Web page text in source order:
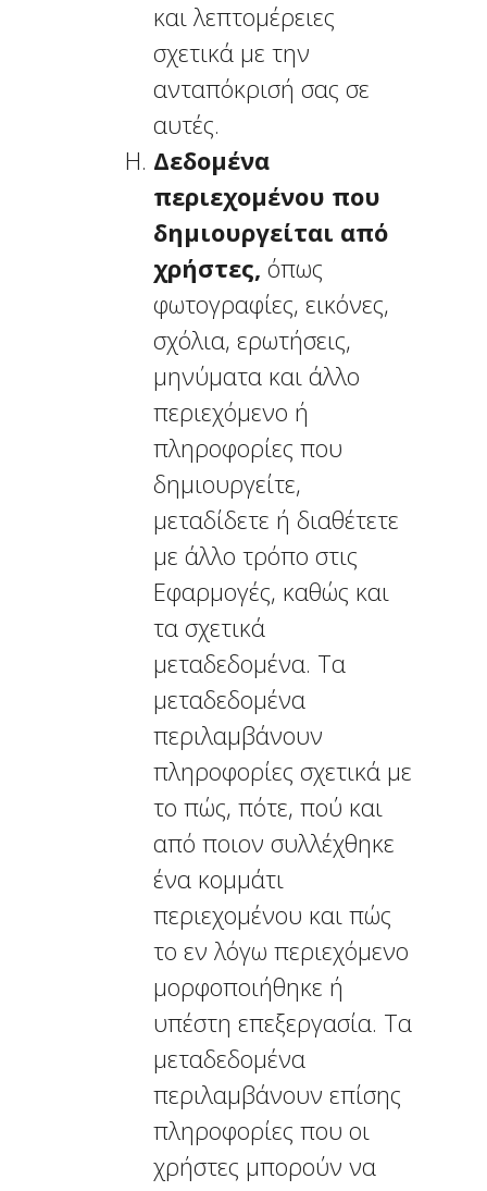
και λεπτομέρειες
σχετικά με την
ανταπόκρισή σας σε
αυτές.
Δεδομένα
περιεχομένου που
δημιουργείται από
χρήστες, όπως
φωτογραφίες, εικόνες,
σχόλια, ερωτήσεις,
μηνύματα και άλλο
περιεχόμενο ή
πληροφορίες που
δημιουργείτε,
μεταδίδετε ή διαθέτετε
με άλλο τρόπο στις
Εφαρμογές, καθώς και
τα σχετικά
μεταδεδομένα. Τα
μεταδεδομένα
περιλαμβάνουν
πληροφορίες σχετικά με
το πώς, πότε, πού και
από ποιον συλλέχθηκε
ένα κομμάτι
περιεχομένου και πώς
το εν λόγω περιεχόμενο
μορφοποιήθηκε ή
υπέστη επεξεργασία. Τα
μεταδεδομένα
περιλαμβάνουν επίσης
πληροφορίες που οι
χρήστες μπορούν να